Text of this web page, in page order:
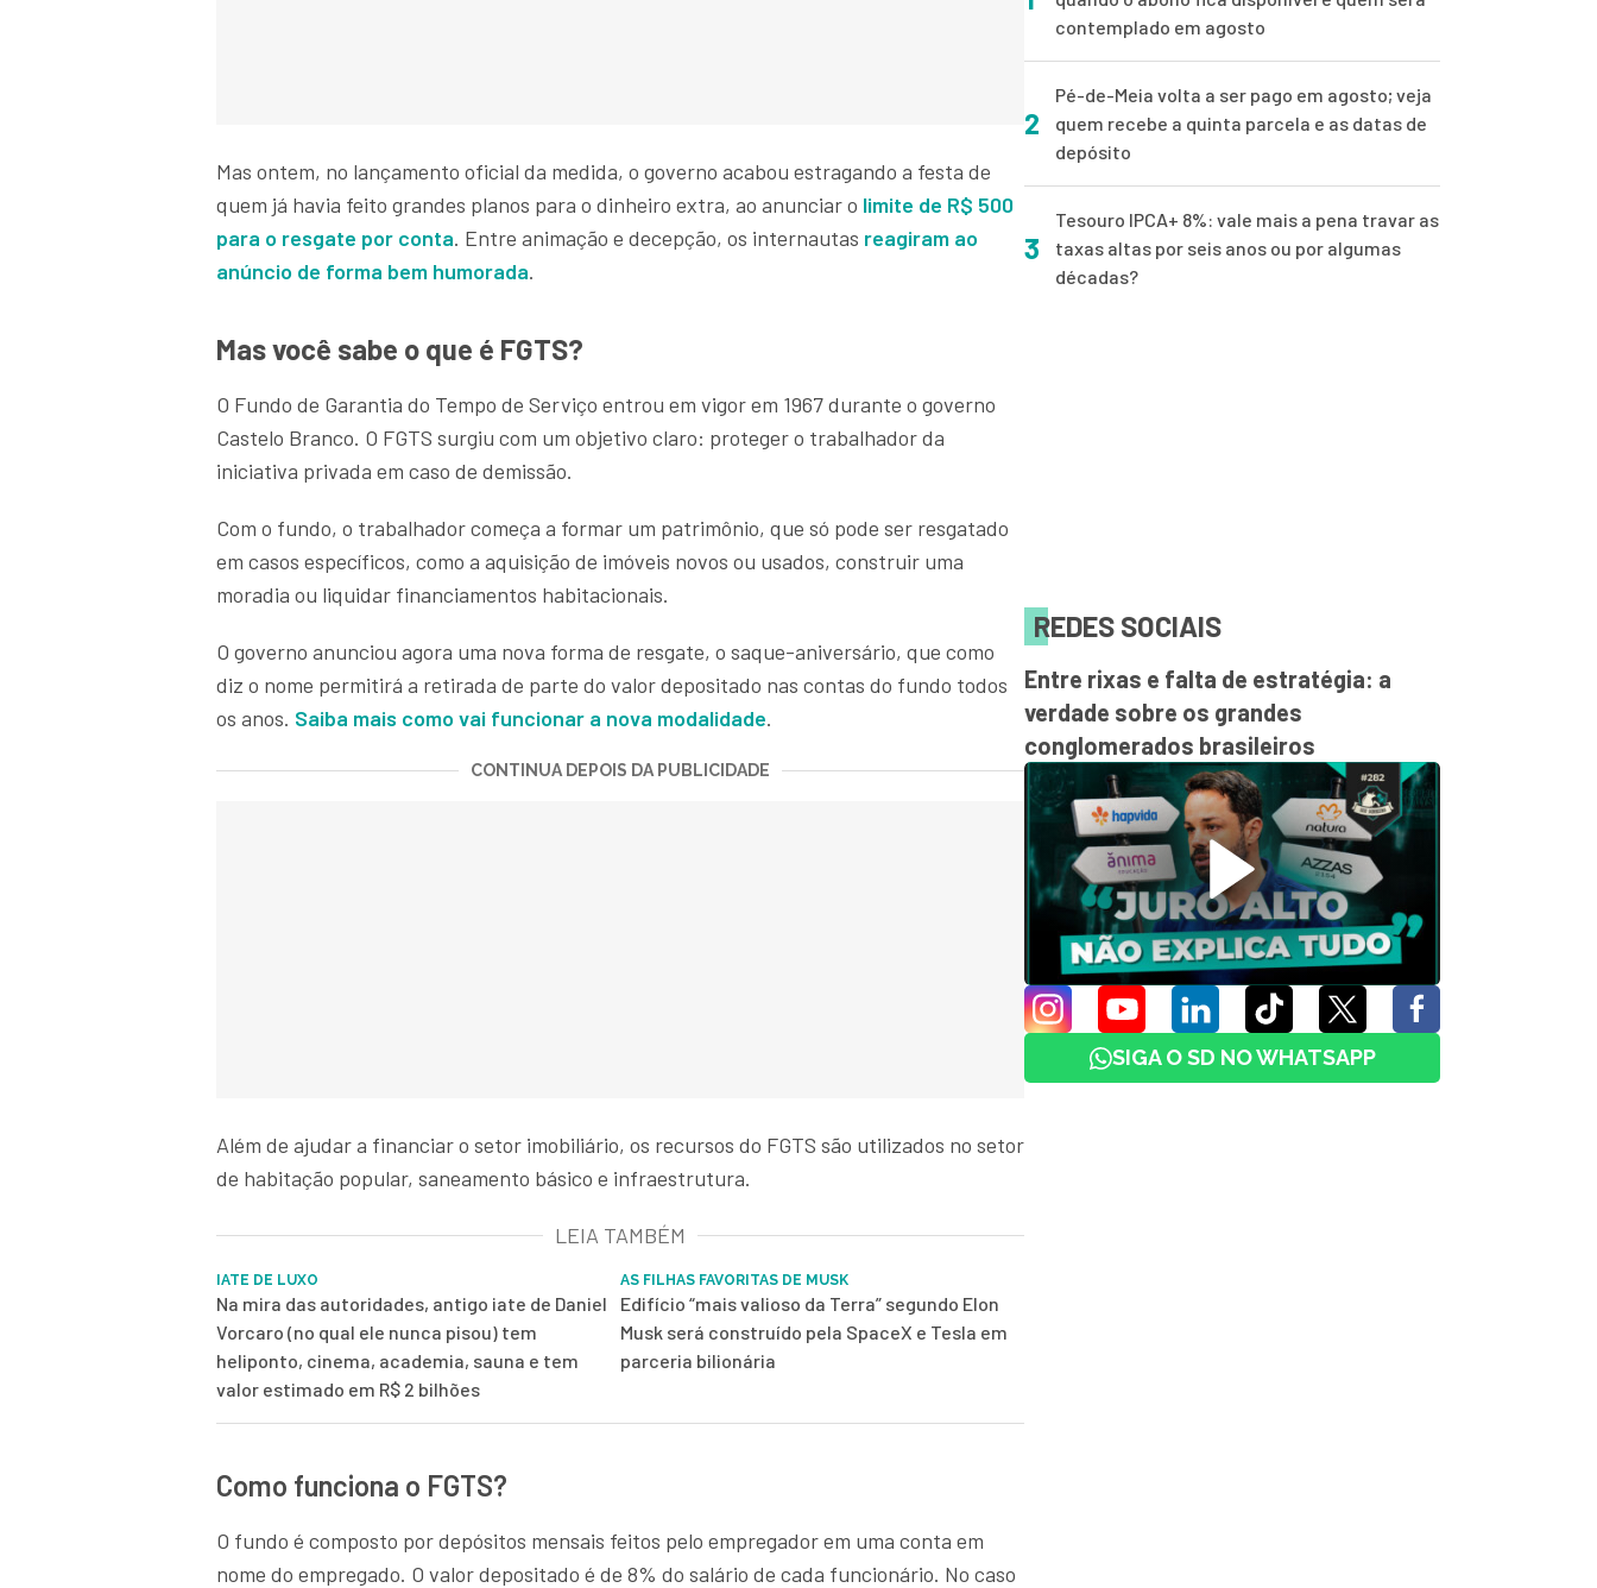
Mas ontem, no lançamento oficial da medida, o governo acabou estragando a festa de
quem já havia feito grandes planos para o dinheiro extra, ao anunciar o limite de R$ 500
para o resgate por conta. Entre animação e decepção, os internautas reagiram ao
anúncio de forma bem humorada.
Mas você sabe o que é FGTS?
O Fundo de Garantia do Tempo de Serviço entrou em vigor em 1967 durante o governo
Castelo Branco. O FGTS surgiu com um objetivo claro: proteger o trabalhador da
iniciativa privada em caso de demissão.
Com o fundo, o trabalhador começa a formar um patrimônio, que só pode ser resgatado
em casos específicos, como a aquisição de imóveis novos ou usados, construir uma
moradia ou liquidar financiamentos habitacionais.
O governo anunciou agora uma nova forma de resgate, o saque-aniversário, que como
diz o nome permitirá a retirada de parte do valor depositado nas contas do fundo todos
os anos. Saiba mais como vai funcionar a nova modalidade.
CONTINUA DEPOIS DA PUBLICIDADE
Além de ajudar a financiar o setor imobiliário, os recursos do FGTS são utilizados no setor
de habitação popular, saneamento básico e infraestrutura.
LEIA TAMBÉM
IATE DE LUXO
Na mira das autoridades, antigo iate de Daniel
Vorcaro (no qual ele nunca pisou) tem
heliponto, cinema, academia, sauna e tem
valor estimado em R$ 2 bilhões
AS FILHAS FAVORITAS DE MUSK
Edifício “mais valioso da Terra” segundo Elon
Musk será construído pela SpaceX e Tesla em
parceria bilionária
Como funciona o FGTS?
O fundo é composto por depósitos mensais feitos pelo empregador em uma conta em
nome do empregado. O valor depositado é de 8% do salário de cada funcionário. No caso
contemplado em agosto
2
Pé-de-Meia volta a ser pago em agosto; veja
quem recebe a quinta parcela e as datas de
depósito
3
Tesouro IPCA+ 8%: vale mais a pena travar as
taxas altas por seis anos ou por algumas
décadas?
REDES SOCIAIS
Entre rixas e falta de estratégia: a
verdade sobre os grandes
conglomerados brasileiros
SIGA O SD NO WHATSAPP